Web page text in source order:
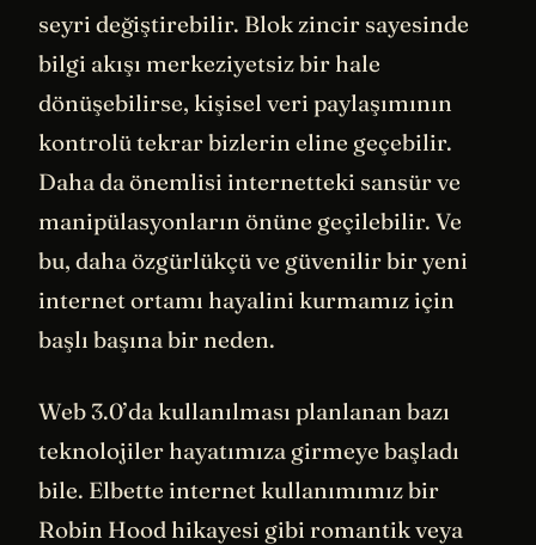
seyri değiştirebilir. Blok zincir sayesinde
bilgi akışı merkeziyetsiz bir hale
dönüşebilirse, kişisel veri paylaşımının
kontrolü tekrar bizlerin eline geçebilir.
Daha da önemlisi internetteki sansür ve
manipülasyonların önüne geçilebilir. Ve
bu, daha özgürlükçü ve güvenilir bir yeni
internet ortamı hayalini kurmamız için
başlı başına bir neden.
Web 3.0’da kullanılması planlanan bazı
teknolojiler hayatımıza girmeye başladı
bile. Elbette internet kullanımımız bir
Robin Hood hikayesi gibi romantik veya